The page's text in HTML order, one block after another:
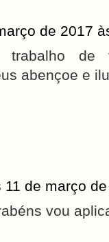
de 2017
trabalho
abençoe e
11 de março
vou